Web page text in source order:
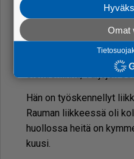
vä­lein. No, vas­taa­vas­ti
sa­moin kor­jaus­ten,
ka­lia kor­ja­ta. Pal­jon on
han­ka­liin ti­loi­hin. Oman
elekt­ro­niik­ka, Var­jo­jen
Hän on työs­ken­nel­lyt
Rau­man liik­kees­sä oli
huol­los­sa hei­tä on
kuu­si.
Omat